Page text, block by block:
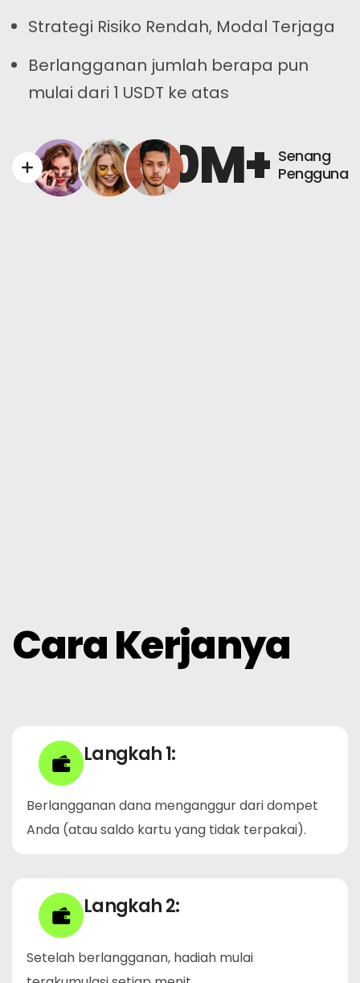
Strategi Risiko Rendah, Modal Terjaga
Berlangganan jumlah berapa pun
mulai dari 1 USDT ke atas
0M+ Senang
Pengguna
Cara Kerjanya
Langkah 1:
Berlangganan dana menganggur dari dompet
Anda (atau saldo kartu yang tidak terpakai).
Langkah 2:
Setelah berlangganan, hadiah mulai